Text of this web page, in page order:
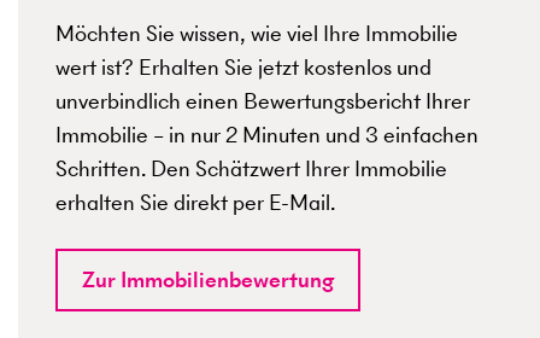
Möchten Sie wissen, wie viel Ihre Immobilie
wert ist? Erhalten Sie jetzt kostenlos und
unverbindlich einen Bewertungsbericht Ihrer
Immobilie – in nur 2 Minuten und 3 einfachen
Schritten. Den Schätzwert Ihrer Immobilie
erhalten Sie direkt per E-Mail.
Zur Immobilienbewertung